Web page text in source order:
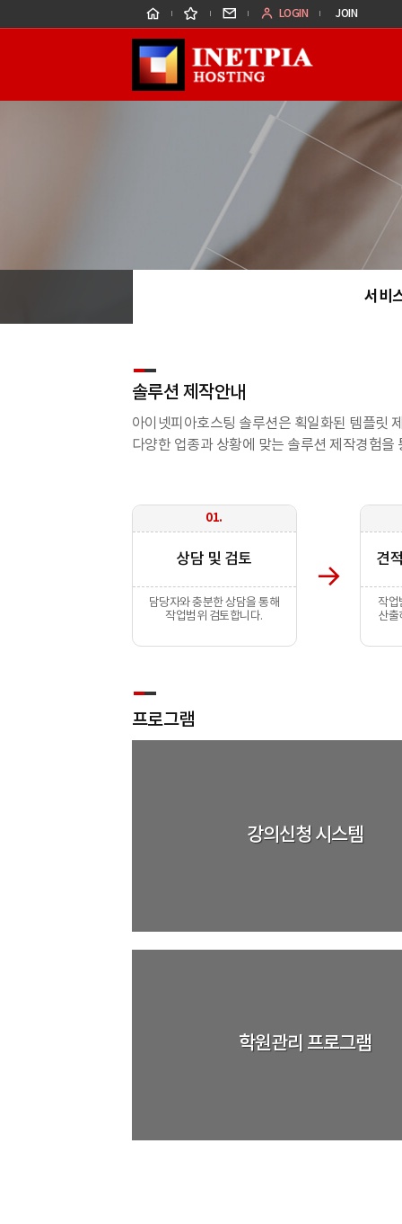
기
의
LOGIN JOIN
서비
솔루션 제작안내
아이넷피아호스팅 솔루션은 획일화된 템플릿
다양한 업종과 상황에 맞는 솔루션 제작경험
01.
상담 및 검토
담당자와 충분한 상담을 통해
작업범위 검토합니다.
견
작업
산출
프로그램
강의신청 시스템
학원관리 프로그램